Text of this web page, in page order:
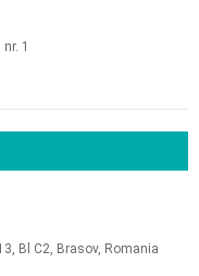
1
Bl C2, Brasov, Romania